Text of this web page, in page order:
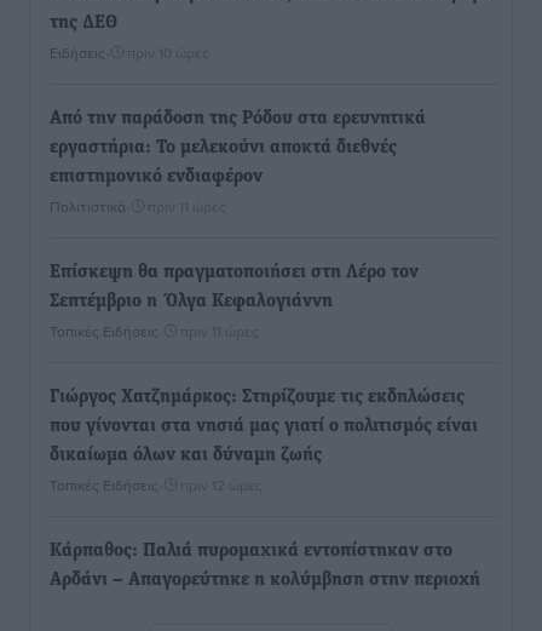
της ΔΕΘ
Ειδήσεις πριν 10 ώρες
Από την παράδοση της Ρόδου στα ερευνητικά
εργαστήρια: Το μελεκούνι αποκτά διεθνές
επιστημονικό ενδιαφέρον
Πολιτιστικά πριν 11 ώρες
Επίσκεψη θα πραγματοποιήσει στη Λέρο τον
Σεπτέμβριο η Όλγα Κεφαλογιάννη
Τοπικές Ειδήσεις πριν 11 ώρες
Γιώργος Χατζημάρκος: Στηρίζουμε τις εκδηλώσεις
που γίνονται στα νησιά μας γιατί ο πολιτισμός είναι
δικαίωμα όλων και δύναμη ζωής
Τοπικές Ειδήσεις πριν 12 ώρες
Κάρπαθος: Παλιά πυρομαχικά εντοπίστηκαν στο
Αρδάνι – Απαγορεύτηκε η κολύμβηση στην περιοχή